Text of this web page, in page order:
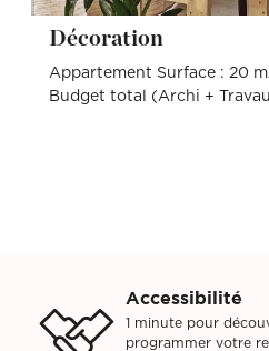
Décoration
Appartement Surface : 20
Budget total (Archi +
Accessibilité
1 minute pour
programmer votre